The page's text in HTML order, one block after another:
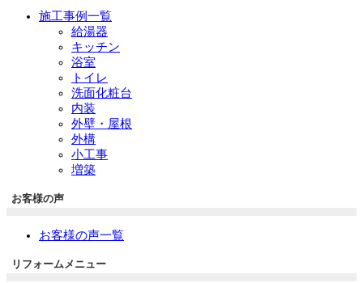
施工事例一覧
給湯器
キッチン
浴室
トイレ
洗面化粧台
内装
外壁・屋根
外構
小工事
増築
お客様の声
お客様の声一覧
リフォームメニュー